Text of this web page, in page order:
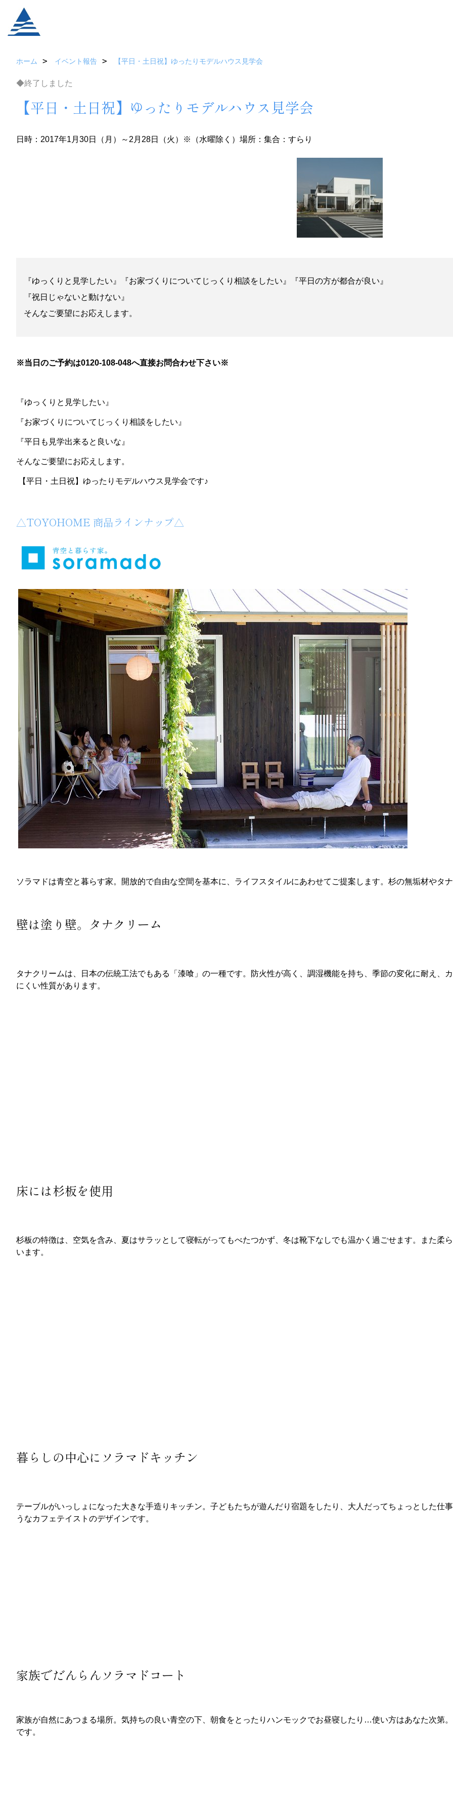
ホーム イベント報告 【平日・土日祝】ゆったりモデルハウス見学会
◆終了しました
【平日・土日祝】ゆったりモデルハウス見学会
日時：2017年1月30日（月）～2月28日（火）※（水曜除く） 場所：集合：すらり
『ゆっくりと見学したい』『お家づくりについてじっくり相談をしたい』『平日の方が都合が良い』
『祝日じゃないと動けない』
そんなご要望にお応えします。
※当日のご予約は0120-108-048へ直接お問合わせ下さい※
『ゆっくりと見学したい』
『お家づくりについてじっくり相談をしたい』
『平日も見学出来ると良いな』
そんなご要望にお応えします。
【平日・土日祝】ゆったりモデルハウス見学会です♪
△TOYOHOME 商品ラインナップ△
ソラマドは青空と暮らす家。開放的で自由な空間を基本に、ライフスタイルにあわせてご提案します。杉の無垢材やタ
壁は塗り壁。タナクリーム
タナクリームは、日本の伝統工法でもある「漆喰」の一種です。防火性が高く、調湿機能を持ち、季節の変化に耐え、
にくい性質があります。
床には杉板を使用
杉板の特徴は、空気を含み、夏はサラッとして寝転がってもべたつかず、冬は靴下なしでも温かく過ごせます。また柔
います。
暮らしの中心にソラマドキッチン
テーブルがいっしょになった大きな手造りキッチン。子どもたちが遊んだり宿題をしたり、大人だってちょっとした仕
うなカフェテイストのデザインです。
家族でだんらんソラマドコート
家族が自然にあつまる場所。気持ちの良い青空の下、朝食をとったりハンモックでお昼寝したり…使い方はあなた次第
です。